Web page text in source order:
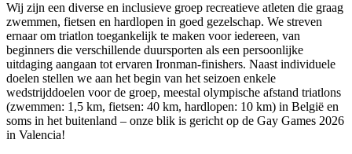
Wij zijn een diverse en inclusieve groep recreatieve atleten die graag
zwemmen, fietsen en hardlopen in goed gezelschap. We streven
ernaar om triatlon toegankelijk te maken voor iedereen, van
beginners die verschillende duursporten als een persoonlijke
uitdaging aangaan tot ervaren Ironman-finishers. Naast individuele
doelen stellen we aan het begin van het seizoen enkele
wedstrijddoelen voor de groep, meestal olympische afstand triatlons
(zwemmen: 1,5 km, fietsen: 40 km, hardlopen: 10 km) in België en
soms in het buitenland – onze blik is gericht op de Gay Games 2026
in Valencia!